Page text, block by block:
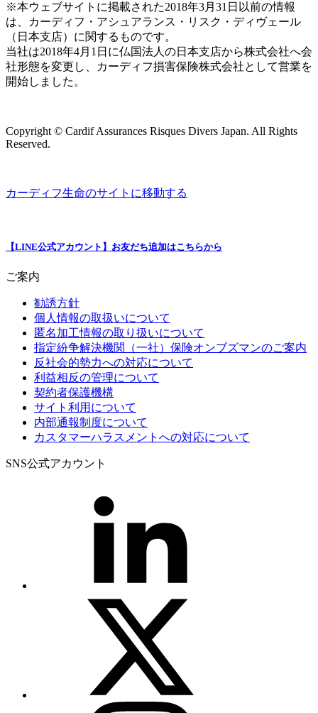
※本ウェブサイトに掲載された2018年3月31日以前の情報
は、カーディフ・アシュアランス・リスク・ディヴェール
（日本支店）に関するものです。
当社は2018年4月1日に仏国法人の日本支店から株式会社へ会
社形態を変更し、カーディフ損害保険株式会社として営業を
開始しました。
Copyright © Cardif Assurances Risques Divers Japan. All Rights
Reserved.
カーディフ生命のサイトに移動する
【LINE公式アカウント】お友だち追加はこちらから
ご案内
勧誘方針
個人情報の取扱いについて
匿名加工情報の取り扱いについて
指定紛争解決機関（一社）保険オンブズマンのご案内
反社会的勢力への対応について
利益相反の管理について
契約者保護機構
サイト利用について
内部通報制度について
カスタマーハラスメントへの対応について
SNS公式アカウント